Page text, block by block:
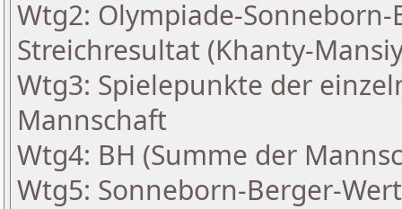
Wtg2: Olympiade-
Streichresultat (Khanty-
Wtg3: Spielepunkte der
Mannschaft
Wtg4: BH (Summe der
Wtg5: Sonneborn-Berger-